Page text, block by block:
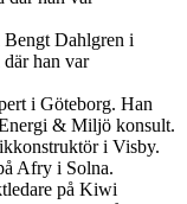
Dahlgren i
han var
i Göteborg. Han
& Miljö konsult.
i Visby.
Afry i Solna.
på Kiwi